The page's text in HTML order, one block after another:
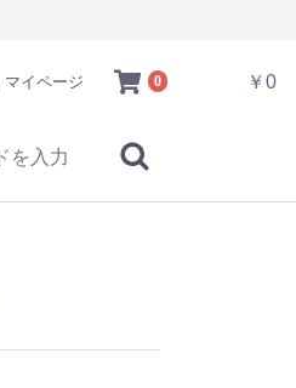
0 ￥0
マイページ